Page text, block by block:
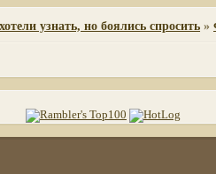
узнать, но боялись спросить »